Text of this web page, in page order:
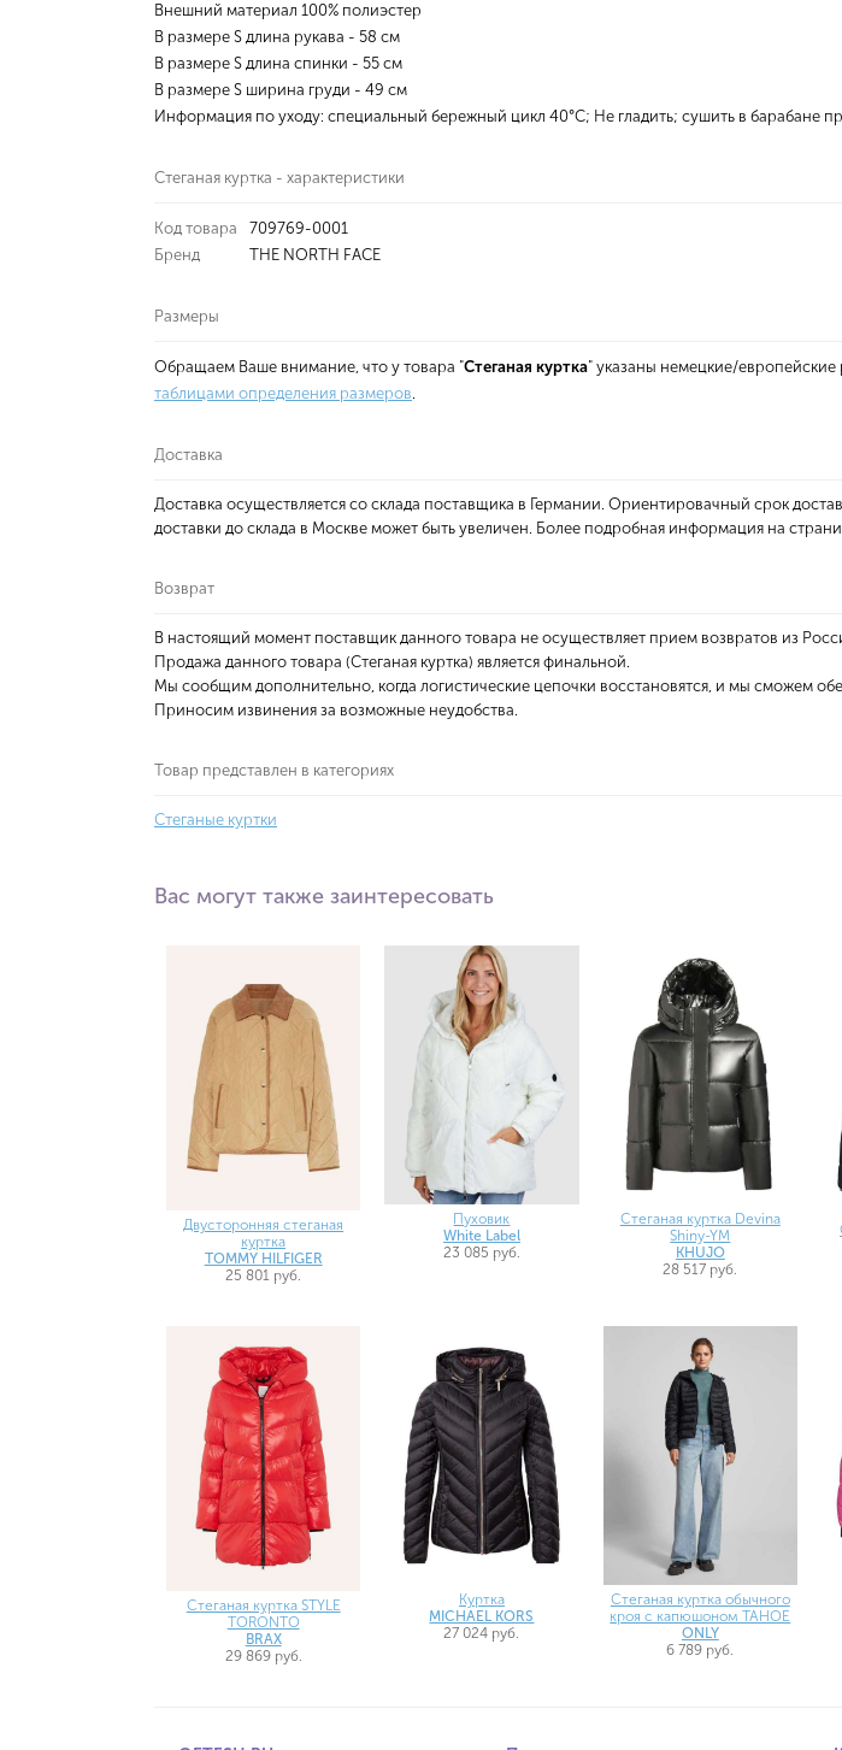
Внешний материал 100% полиэстер
В размере S длина рукава - 58 см
В размере S длина спинки - 55 см
В размере S ширина груди - 49 см
Информация по уходу: специальный бережный цикл 40°C; Не гладить; сушить в барабане
Стеганая куртка - характеристики
Код товара
709769-0001
Бренд
THE NORTH FACE
Размеры
Обращаем Ваше внимание, что у товара "Стеганая куртка" указаны немецкие/
таблицами определения размеров.
Доставка
Доставка осуществляется со склада поставщика в Германии. Ориентировачный срок
доставки до склада в Москве может быть увеличен. Более подробная информация на
Возврат
В настоящий момент поставщик данного товара не осуществляет прием возвратов из
Продажа данного товара (Стеганая куртка) является финальной.
Мы сообщим дополнительно, когда логистические цепочки восстановятся, и мы сможем
Приносим извинения за возможные неудобства.
Товар представлен в категориях
Стеганые куртки
Вас могут также заинтересовать
Двусторонняя стеганая
куртка
TOMMY HILFIGER
25 801 руб.
Пуховик
White Label
23 085 руб.
Стеганая куртка Devina
Shiny-YM
KHUJO
28 517 руб.
Стеганая куртка STYLE
TORONTO
BRAX
29 869 руб.
Куртка
MICHAEL KORS
27 024 руб.
Стеганая куртка обычного
кроя с капюшоном TAHOE
ONLY
6 789 руб.